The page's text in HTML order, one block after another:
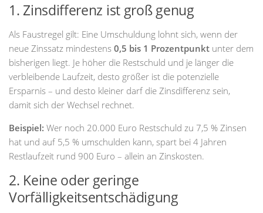
1. Zinsdifferenz ist groß genug
Als Faustregel gilt: Eine Umschuldung lohnt sich, wenn der
neue Zinssatz mindestens 0,5 bis 1 Prozentpunkt unter dem
bisherigen liegt. Je höher die Restschuld und je länger die
verbleibende Laufzeit, desto größer ist die potenzielle
Ersparnis – und desto kleiner darf die Zinsdifferenz sein,
damit sich der Wechsel rechnet.
Beispiel: Wer noch 20.000 Euro Restschuld zu 7,5 % Zinsen
hat und auf 5,5 % umschulden kann, spart bei 4 Jahren
Restlaufzeit rund 900 Euro – allein an Zinskosten.
2. Keine oder geringe
Vorfälligkeitsentschädigung